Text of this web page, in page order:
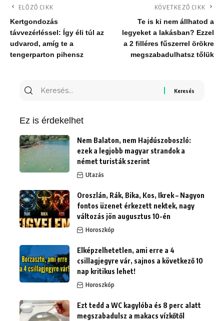
ELŐZŐ CIKK
Kertgondozás
távvezérléssel: Így éli túl az
udvarod, amíg te a
tengerparton pihensz
KÖVETKEZŐ CIKK
Te is ki nem állhatod a
legyeket a lakásban? Ezzel
a 2 filléres fűszerrel örökre
megszabadulhatsz tőlük
Keresés
Ez is érdekelhet
Nem Balaton, nem Hajdúszoboszló:
ezek a legjobb magyar strandok a
német turisták szerint
Utazás
Oroszlán, Rák, Bika, Kos, Ikrek – Nagyon
fontos üzenet érkezett nektek, nagy
változás jön augusztus 10-én
Horoszkóp
Elképzelhetetlen, ami erre a 4
csillagjegyre vár, sajnos a következő 10
nap kritikus lehet!
Horoszkóp
Ezt tedd a WC kagylóba és 8 perc alatt
megszabadulsz a makacs vízkőtől